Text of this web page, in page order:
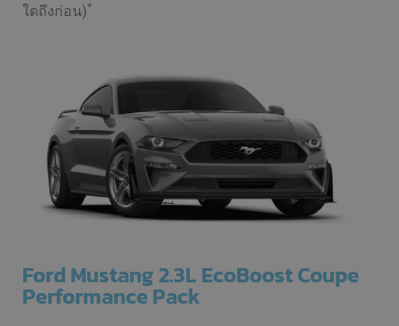
ใดถึงก่อน)*
Ford Mustang 2.3L EcoBoost Coupe
Performance Pack